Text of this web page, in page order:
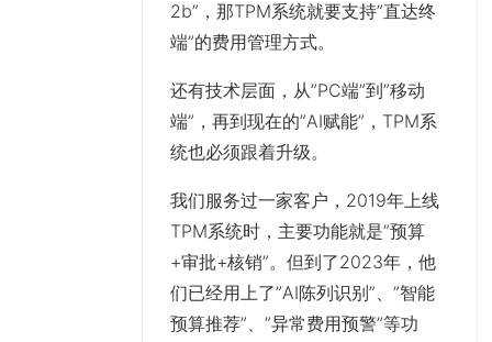
2b”，那TPM系统就要支持”直达终
端”的费用管理方式。
还有技术层面，从”PC端”到”移动
端”，再到现在的”AI赋能”，TPM系
统也必须跟着升级。
我们服务过一家客户，2019年上线
TPM系统时，主要功能就是”预算
+审批+核销”。但到了2023年，他
们已经用上了”AI陈列识别”、”智能
预算推荐”、”异常费用预警”等功